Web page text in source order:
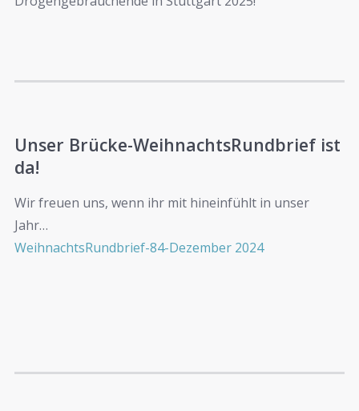
Unser Brücke-WeihnachtsRundbrief ist
da!
Wir freuen uns, wenn ihr mit hineinfühlt in unser
Jahr…
WeihnachtsRundbrief-84-Dezember 2024